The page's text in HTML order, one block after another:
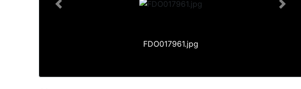
FDO017961.jpg
Previous Next